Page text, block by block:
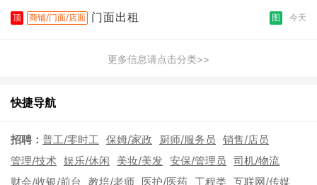
顶 商铺/门面/店面 门面出租 图 今天
更多信息请点击分类>>
快捷导航
招聘： 普工/零时工 保姆/家政 厨师/服务员 销售/店员
管理/技术 娱乐/休闲 美妆/美发 安保/管理员 司机/物流
财会/收银/前台 教培/老师 医护/医药 工程类 互联网/传媒